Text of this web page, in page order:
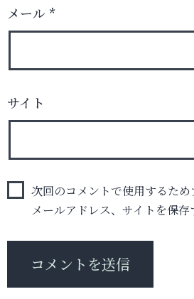
メール *
サイト
次回のコメントで使用するた
メールアドレス、サイトを保存